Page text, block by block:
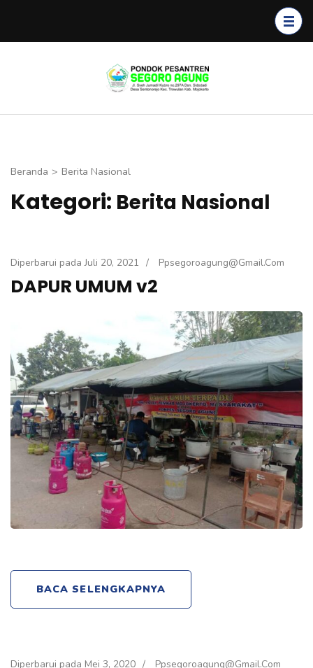
Beranda > Berita Nasional
Kategori: Berita Nasional
Diperbarui padaJuli 20, 2021 / Ppsegoroagung@gmail.com
DAPUR UMUM v2
BACA SELENGKAPNYA
Diperbarui pada Mei 3, 2020 / Ppsegoroagung@gmail.com